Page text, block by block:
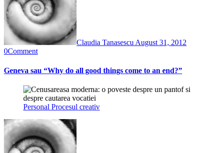
Claudia Tanasescu August 31, 2012
0Comment
Geneva sau “Why do all good things come to an end?”
Personal Procesul creativ